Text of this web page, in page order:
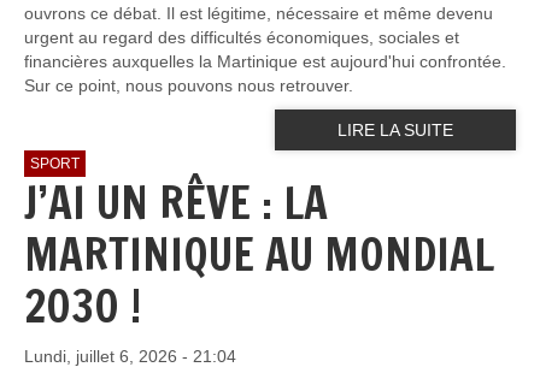
ouvrons ce débat. Il est légitime, nécessaire et même devenu
urgent au regard des difficultés économiques, sociales et
financières auxquelles la Martinique est aujourd'hui confrontée.
Sur ce point, nous pouvons nous retrouver.
LIRE LA SUITE
SPORT
J’AI UN RÊVE : LA
MARTINIQUE AU MONDIAL
2030 !
Lundi, juillet 6, 2026 - 21:04